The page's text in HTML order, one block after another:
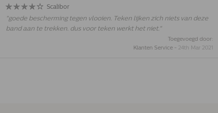
Scalibor
"goede bescherming tegen vlooien. Teken lijken zich niets van deze
band aan te trekken. dus voor teken werkt het niet."
Toegevoegd door:
Klanten Service - 24th Mar 2021